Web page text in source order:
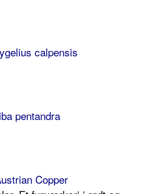
calpensis
pentandra
Copper